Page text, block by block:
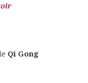
Qi Gong